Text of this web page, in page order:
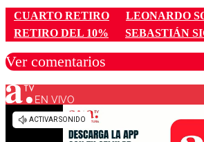
CUARTO RETIRO
LEONARDO
RETIRO DEL 10%
SEBASTIÁN
Ver comentarios
Los comentarios son moderados
diálogo respetuoso.
EN VIVO